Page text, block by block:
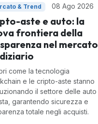
& Trend 08 Ago 2026
aste e auto: la
frontiera della
nel mercato
come la tecnologia
e le cripto-aste stanno
il settore delle auto
garantendo sicurezza e
totale negli acquisti.